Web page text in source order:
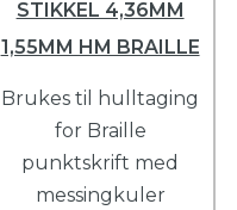
STIKKEL 4,36MM
1,55MM HM BRAILLE
Brukes til hulltaging
for Braille
punktskrift med
messingkuler